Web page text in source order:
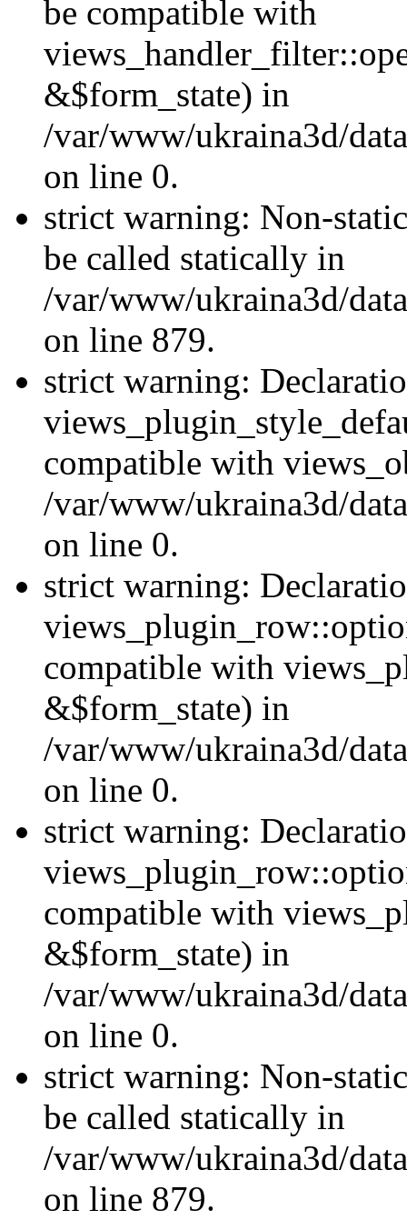
be compatible with
&$form_state) in
/var/www/ukraina3d/
on line 0.
strict warning: Non-
be called statically in
/var/www/ukraina3d/
on line 879.
strict warning:
compatible with
/var/www/ukraina3d/
on line 0.
strict warning:
compatible with
&$form_state) in
/var/www/ukraina3d/
on line 0.
strict warning:
compatible with
&$form_state) in
/var/www/ukraina3d/
on line 0.
strict warning: Non-
be called statically in
/var/www/ukraina3d/
on line 879.